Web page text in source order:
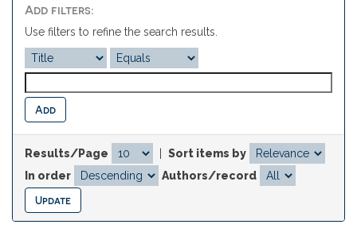
Add filters:
Use filters to refine the search results.
Results/Page
Sort items by
In order
Authors/record